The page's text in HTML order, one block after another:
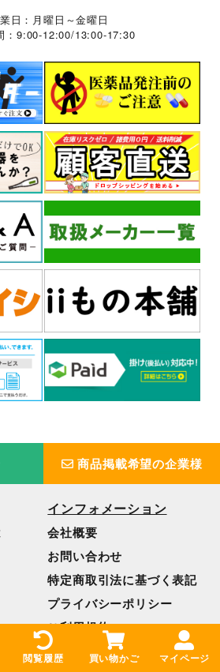
日：月曜日～金曜日
：9:00-12:00/13:00-17:30
商品掲載希望の企業様
インフォメーション
会社概要
お問い合わせ
特定商取引法に基づく表記
プライバシーポリシー
ご利用規約
サイトマップ
閲覧履歴 買い物かご マイページ